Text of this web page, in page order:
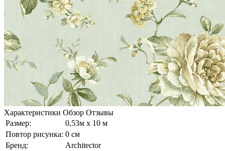
Характеристики Обзор Отзывы
Размер:
0,53м x 10 м
Повтор рисунка: 0 см
Бренд:
Architector